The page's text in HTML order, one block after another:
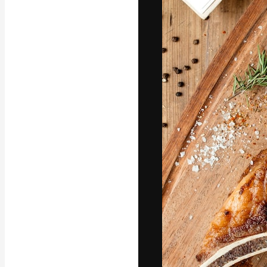
Platforma
najlepszych
Polski
Copyright ©